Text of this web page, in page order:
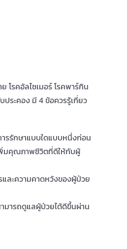
โรคอัลไซเมอร์ โรคพาร์กิน
ประคอง มี 4 ข้อควรรู้เกี่ยว
รรักษาแบบใดแบบหนึ่งก่อน
พิ่มคุณภาพชีวิตที่ดีให้กับผู้
ละความคาดหวังของผู้ป่วย
มารถดูแลผู้ป่วยได้ดีขึ้นผ่าน